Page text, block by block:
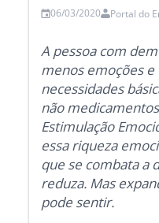
06/03/2020 Portal do
A pessoa com
menos emoções
necessidades
não
Estimulação
essa riqueza
que se combata a
reduza. Mas
pode sentir.